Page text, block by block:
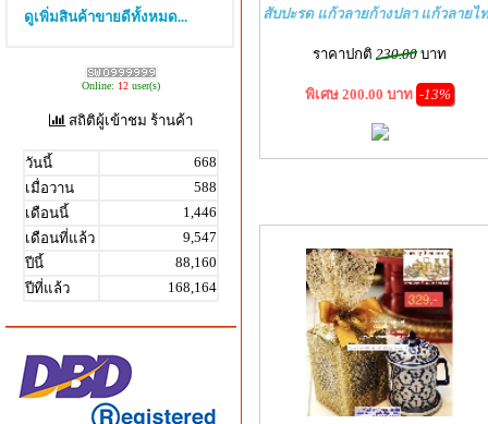
ดูเพิ่มสินค้าขายดีทั้งหมด...
Online: 12 user(s)
สถิติผู้เข้าชม ร้านค้า
วันนี้
668
เมื่อวาน
588
เดือนนี้
1,446
เดือนที่แล้ว
9,547
ปีนี้
88,160
ปีที่แล้ว
168,164
สับปะรด แก้วลายก้างปลา แก้วลายไ
ราคาปกติ 230.00 บาท
พิเศษ 200.00 บาท -13%